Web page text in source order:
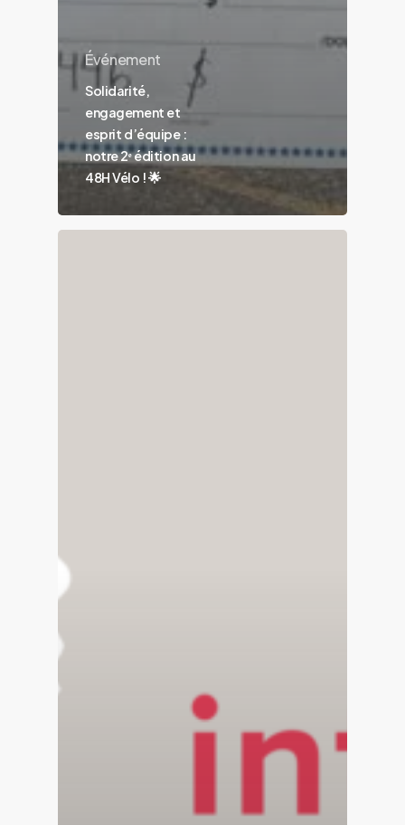
Événement
Solidarité,
engagement et
esprit d’équipe :
notre 2ᵉ édition au
48H Vélo ! 🌟